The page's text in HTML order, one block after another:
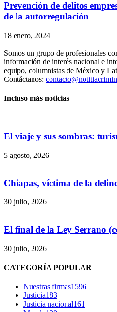
Prevención de delitos
de la autorregulación
18 enero, 2024
Somos un grupo de profesionales
información de interés nacional e
equipo, columnistas de México y
Contáctanos:
Incluso más noticias
El viaje y sus sombras:
5 agosto, 2026
Chiapas, víctima de la
30 julio, 2026
El final de la Ley Serrano
30 julio, 2026
CATEGORÍA POPULAR
Nuestras firmas1596
Justicia183
Justicia nacional161